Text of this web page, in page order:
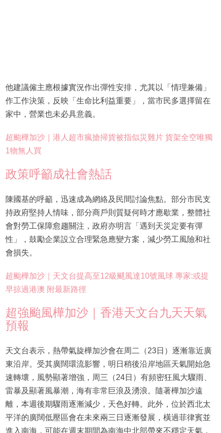
他建議僱主應根據實況作出彈性安排，尤其以「情理兼備」
作工作決策，反映「生命比利益重要」，當市民多選擇留在
家中，營業也未必具意義。
超颱樺加沙｜港人超市瘋搶掃貨被指似災難片 貨架全空唯獨
1物無人買
政策呼籲成社會熱話
陳國基的呼籲，迅速成為網絡及民間討論焦點。部分市民支
持政府堅持人情味，部分商戶則質疑何時才應歇業，整體社
會對勞工保障愈趨關注，政府亦明言「遇到天災定要有彈
性」，鼓勵企業設立合理緊急應變方案，減少勞工風險和社
會損失。
超颱樺加沙｜天文台提高至12級颶風達10號風球 專家:或提
早掠過港澳 附最新路徑
超強颱風樺加沙｜香港天文台九天天氣
預報
天文台表示，熱帶氣旋樺加沙會在周二（23日）逐漸靠近廣
東沿岸。受其廣闊環流影響，明日稍後沿岸地區天氣開始急
速轉壞，風勢顯著增強，周三（24日）有頻密狂風大驟雨、
雷暴及顯著風暴潮，海有非常巨浪及湧浪。隨著樺加沙遠
離，本週後期驟雨逐漸減少，天色好轉。此外，位於西北太
平洋的廣闊低壓區會在未來兩三日逐漸發展，橫過菲律賓並
進入南海，可能在週末期間為南海中北部帶來不穩定天氣，